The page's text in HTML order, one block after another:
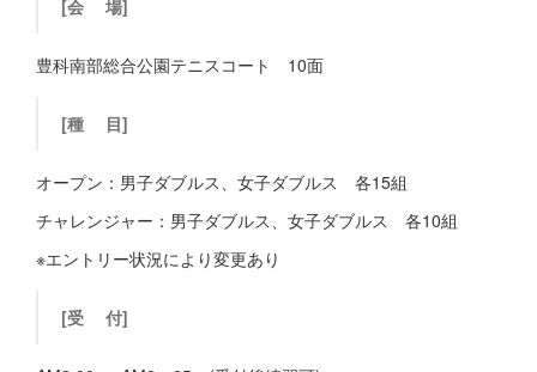
[会 場]
豊科南部総合公園テニスコート 10面
[種 目]
オープン：男子ダブルス、女子ダブルス 各15組
チャレンジャー：男子ダブルス、女子ダブルス 各10組
※エントリー状況により変更あり
[受 付]